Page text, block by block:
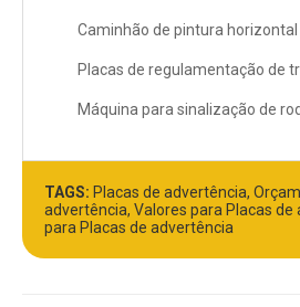
Caminhão de pintura horizontal
Placas de regulamentação de
Máquina para sinalização de
TAGS: Placas de advertência,
advertência, Valores para Placas de
para Placas de advertência